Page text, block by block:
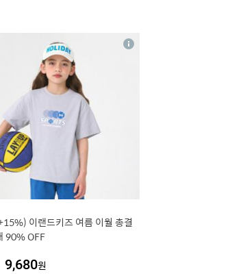
이랜드키즈 여름 이월 총결
90% OFF
9,680원
상